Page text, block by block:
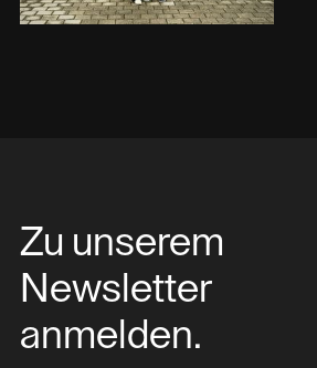
Zu unserem
Newsletter
anmelden.